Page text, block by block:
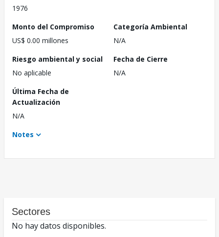
1976
Monto del Compromiso
US$ 0.00 millones
Categoría Ambiental
N/A
Riesgo ambiental y social
No aplicable
Fecha de Cierre
N/A
Última Fecha de
Actualización
N/A
Notes
Sectores
No hay datos disponibles.